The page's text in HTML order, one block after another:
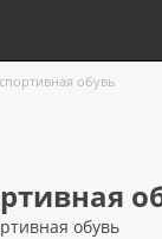
обувь
обувь